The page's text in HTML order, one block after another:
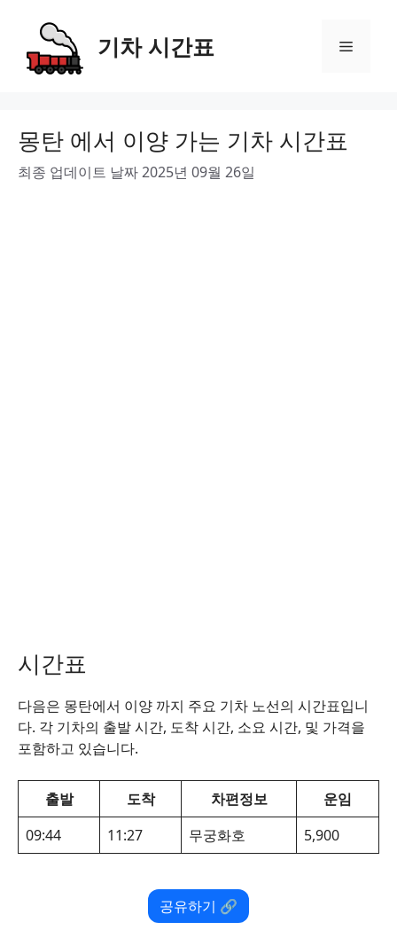
content
기차 시간표 Menu
몽탄 에서 이양 가는 기차 시간표
최종 업데이트 날짜 2025년 09월 26일
시간표
다음은 몽탄에서 이양 까지 주요 기차 노선의 시간표입니
다. 각 기차의 출발 시간, 도착 시간, 소요 시간, 및 가격을
포함하고 있습니다.
출발 도착 차편정보
운임
09:44
11:27 무궁화호 5,900
공유하기 🔗